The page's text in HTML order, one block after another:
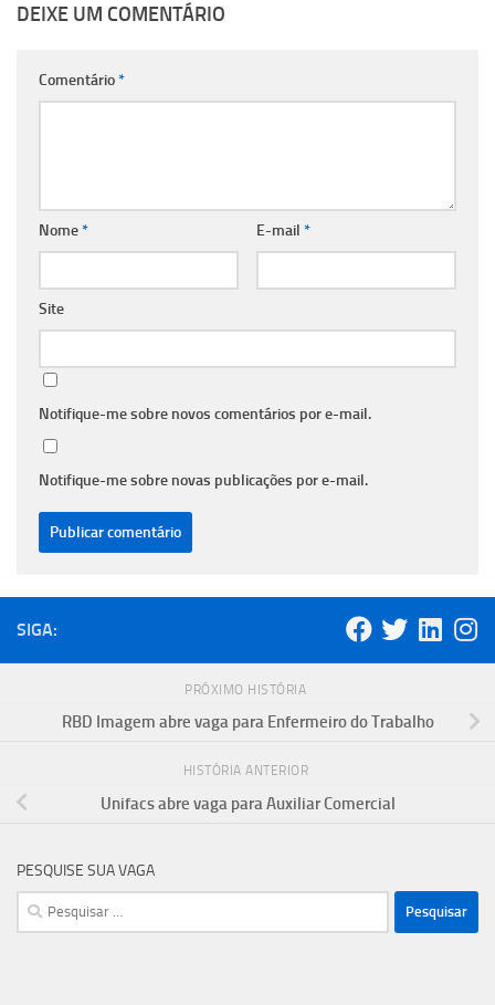
DEIXE UM COMENTÁRIO
Comentário*
Nome* E-mail *
Site
Notifique-me sobre novos comentários por e-mail.
Notifique-me sobre novas publicações por e-mail.
SIGA:
PRÓXIMO HISTÓRIA
RBD Imagem abre vaga para Enfermeiro do Trabalho
HISTÓRIA ANTERIOR
Unifacs abre vaga para Auxiliar Comercial
PESQUISE SUA VAGA
Pesquisar
por: